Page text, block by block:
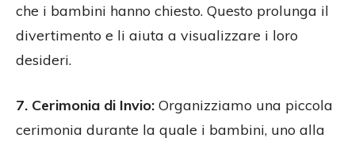
che i bambini hanno chiesto. Questo prolunga il
divertimento e li aiuta a visualizzare i loro
desideri.
7. Cerimonia di Invio: Organizziamo una piccola
cerimonia durante la quale i bambini, uno alla